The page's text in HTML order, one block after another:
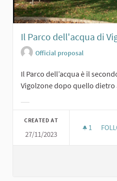
Il Parco dell'acqua di
Official proposal
Il Parco dell’acqua è il
Vigolzone dopo quello dietro
CREATED AT
27/11/2023
1 1